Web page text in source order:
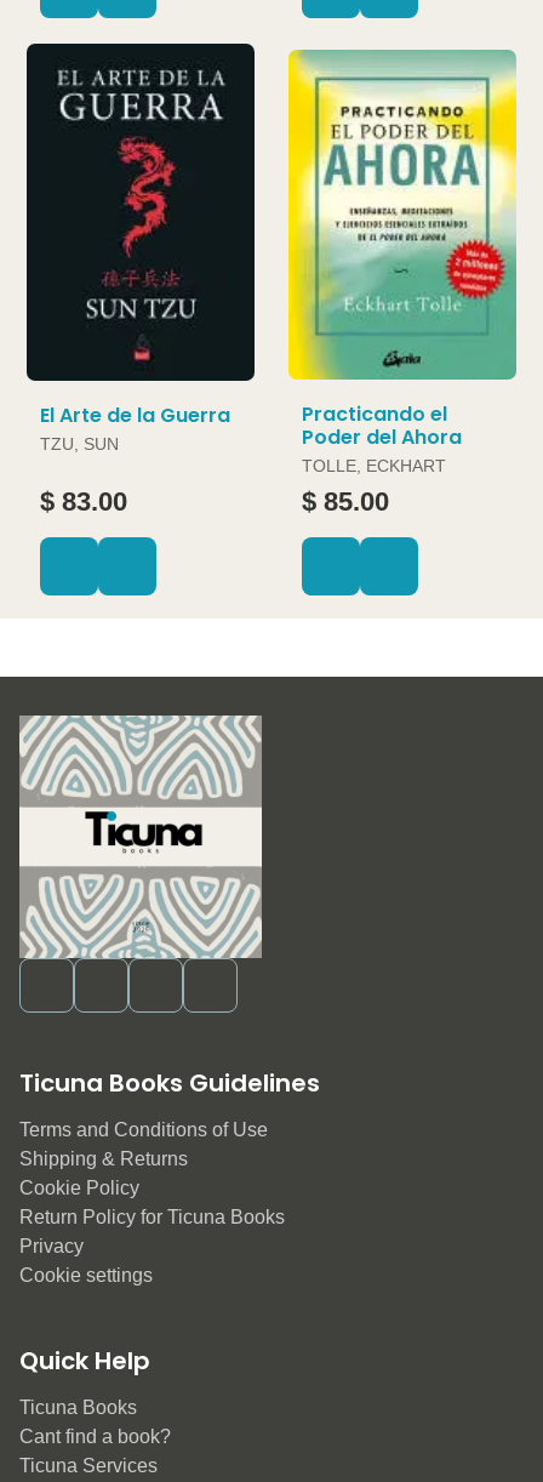
El Arte de la Guerra
TZU, SUN
$ 83.00
Practicando el
Poder del Ahora
TOLLE, ECKHART
$ 85.00
Ticuna Books Guidelines
Terms and Conditions of Use
Shipping & Returns
Cookie Policy
Return Policy for Ticuna Books
Privacy
Cookie settings
Quick Help
Ticuna Books
Cant find a book?
Ticuna Services